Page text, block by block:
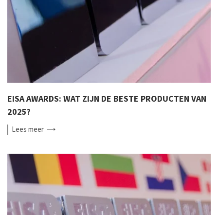
EISA AWARDS: WAT ZIJN DE BESTE PRODUCTEN VAN
2025?
Leesmeer